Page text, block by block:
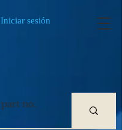
Iniciar sesión